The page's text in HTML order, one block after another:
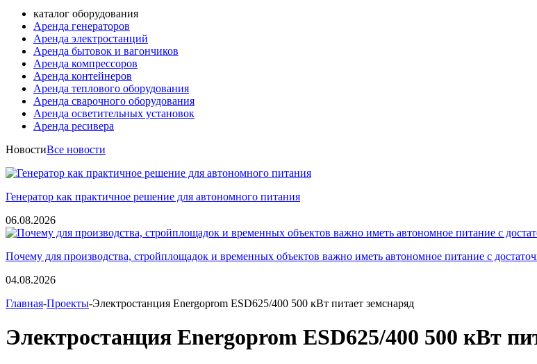
каталог оборудования
Аренда генераторов
Аренда электростанций
Аренда бытовок и вагончиков
Аренда компрессоров
Аренда контейнеров
Аренда теплового оборудования
Аренда сварочного оборудования
Аренда осветительных установок
Аренда ресивера
НовостиВсе новости
Генератор как практичное решение для автономного питания
06.08.2026
Почему для производства, стройплощадок и временных объектов важно иметь автономное питание с
04.08.2026
Главная-Проекты-Электростанция Energoprom ESD625/400 500 кВт питает земснаряд
Электростанция Energoprom ESD625/400 500 кВт